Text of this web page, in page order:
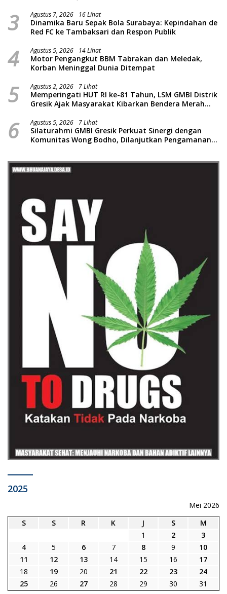
3 Agustus 7, 2026 16 Lihat
Dinamika Baru Sepak Bola Surabaya: Kepindahan de
Red FC ke Tambaksari dan Respon Publik
4 Agustus 5, 2026 14 Lihat
Motor Pengangkut BBM Tabrakan dan Meledak,
Korban Meninggal Dunia Ditempat
5 Agustus 2, 2026 7 Lihat
Memperingati HUT RI ke-81 Tahun, LSM GMBI Distrik
Gresik Ajak Masyarakat Kibarkan Bendera Merah
6 Agustus 5, 2026 7 Lihat
Silaturahmi GMBI Gresik Perkuat Sinergi dengan
Komunitas Wong Bodho, Dilanjutkan Pengamanan
2025
Mei 2026
S
S R K J S
M
1
2
3
4
5 6 7 8 9
10
11
12 13 14 15 16
17
18
19 20 21 22 23
24
25
26 27 28 29 30 31